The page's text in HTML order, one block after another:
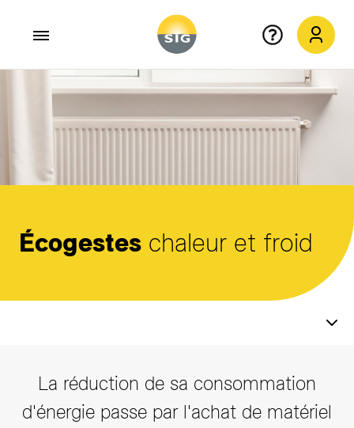
Aller au contenu principal
Écogestes chaleur et froid
La réduction de sa consommation
d'énergie passe par l'achat de matériel